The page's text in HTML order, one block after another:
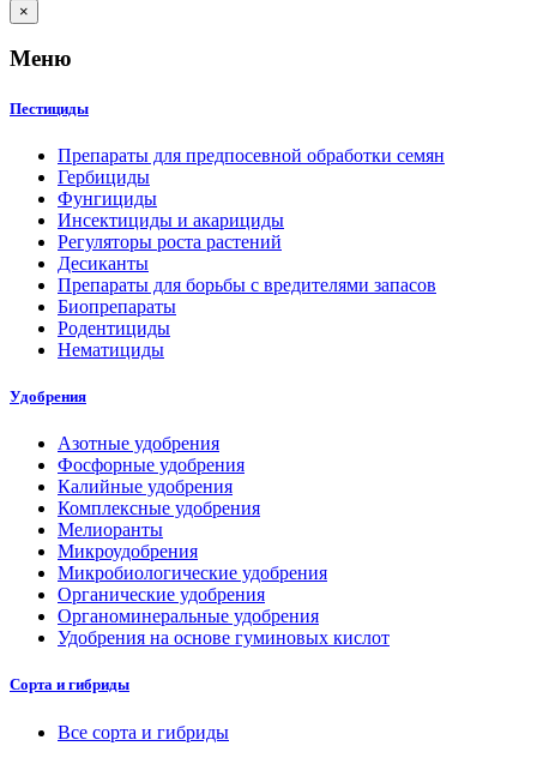
×
Меню
Пестициды
Препараты для предпосевной обработки семян
Гербициды
Фунгициды
Инсектициды и акарициды
Регуляторы роста растений
Десиканты
Препараты для борьбы с вредителями запасов
Биопрепараты
Родентициды
Нематициды
Удобрения
Азотные удобрения
Фосфорные удобрения
Калийные удобрения
Комплексные удобрения
Мелиоранты
Микроудобрения
Микробиологические удобрения
Органические удобрения
Органоминеральные удобрения
Удобрения на основе гуминовых кислот
Сорта и гибриды
Все сорта и гибриды